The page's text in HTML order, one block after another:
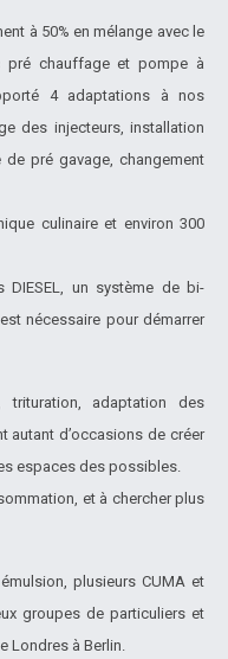
à 50% en mélange avec le
pré chauffage et pompe à
4 adaptations à nos
des injecteurs, installation
de pré gavage, changement
culinaire et environ 300
un système de bi-
nécessaire pour démarrer
adaptation des
autant d’occasions de créer
espaces des possibles.
et à chercher plus
plusieurs CUMA et
groupes de particuliers et
Londres à Berlin.